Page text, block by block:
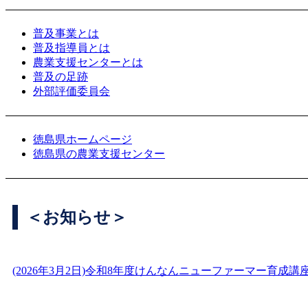
普及事業とは
普及指導員とは
農業支援センターとは
普及の足跡
外部評価委員会
徳島県ホームページ
徳島県の農業支援センター
＜お知らせ＞
(2026年3月2日)令和8年度けんなんニューファーマー育成講